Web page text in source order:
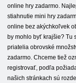
online hry zadarmo.
stiahnutie mini hry
online bez akýchkoľvek
by mohlo byť krajšie? Tu
priatelia obrovské
zadarmo. Chceme tiež
registrovať, podľa
našich stránkach sú